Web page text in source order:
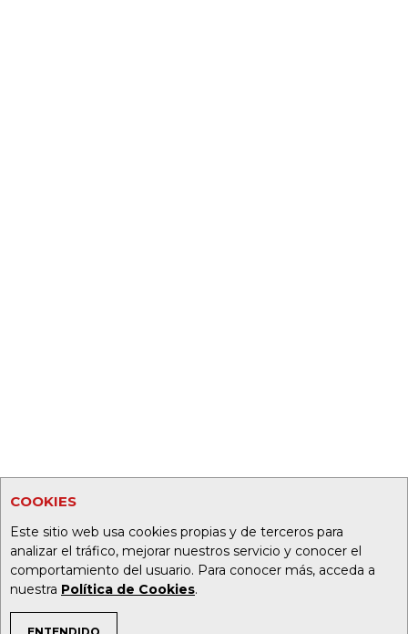
COOKIES
Este sitio web usa cookies propias y de terceros para
analizar el tráfico, mejorar nuestros servicio y conocer el
comportamiento del usuario. Para conocer más, acceda a
nuestra Política de Cookies.